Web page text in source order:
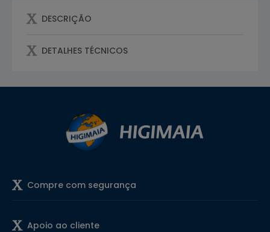
DESCRIÇÃO
DETALHES TÉCNICOS
Compre com segurança
Apoio ao cliente